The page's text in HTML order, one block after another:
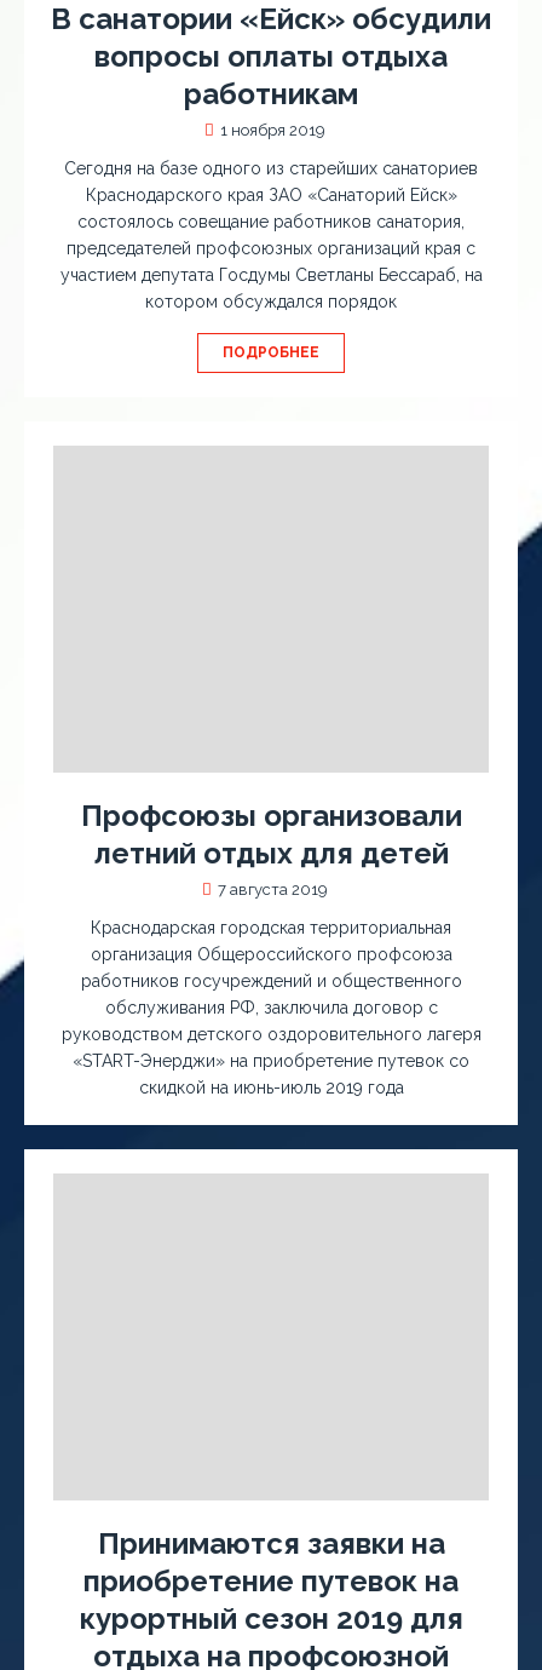
В санатории «Ейск» обсудили
вопросы оплаты отдыха
работникам
1 ноября 2019
Сегодня на базе одного из старейших санаториев
Краснодарского края ЗАО «Санаторий Ейск»
состоялось совещание работников санатория,
председателей профсоюзных организаций края с
участием депутата Госдумы Светланы Бессараб, на
котором обсуждался порядок
ПОДРОБНЕЕ
Профсоюзы организовали
летний отдых для детей
7 августа 2019
Краснодарская городская территориальная
организация Общероссийского профсоюза
работников госучреждений и общественного
обслуживания РФ, заключила договор с
руководством детского оздоровительного лагеря
«START-Энерджи» на приобретение путевок со
скидкой на июнь-июль 2019 года
Принимаются заявки на
приобретение путевок на
курортный сезон 2019 для
отдыха на профсоюзной